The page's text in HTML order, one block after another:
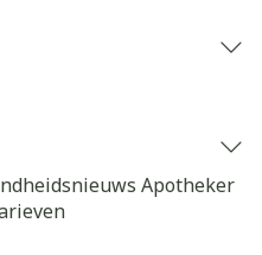
Apotheker